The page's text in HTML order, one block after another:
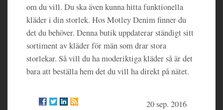
om du vill. Du ska även kunna hitta funktionella
kläder i din storlek. Hos Motley Denim finner du
det du behöver. Denna butik uppdaterar ständigt sitt
sortiment av kläder för män som drar stora
storlekar. Så vill du ha moderiktiga kläder så är det
bara att beställa hem det du vill ha direkt på nätet.
20 sep. 2016